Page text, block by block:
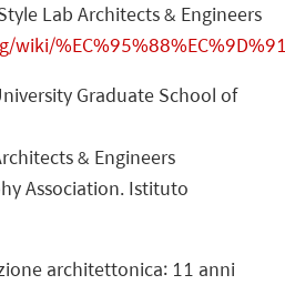
Lab Architects & Engineers
Graduate School of
& Engineers
Association. Istituto
architettonica: 11 anni